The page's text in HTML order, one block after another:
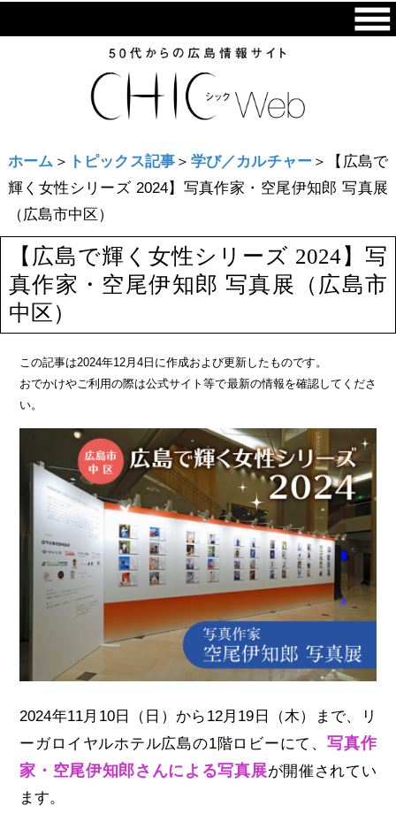
ホーム ＞ トピックス記事 ＞ 学び／カルチャー ＞【広島で
輝く女性シリーズ 2024】写真作家・空尾伊知郎 写真展
（広島市中区）
【広島で輝く女性シリーズ 2024】写
真作家・空尾伊知郎 写真展（広島市
中区）
この記事は2024年12月4日に作成および更新したものです。
おでかけやご利用の際は公式サイト等で最新の情報を確認してくださ
い。
2024年11月10日（日）から12月19日（木）まで、リ
ーガロイヤルホテル広島の1階ロビーにて、写真作
家・空尾伊知郎さんによる写真展が開催されてい
ます。